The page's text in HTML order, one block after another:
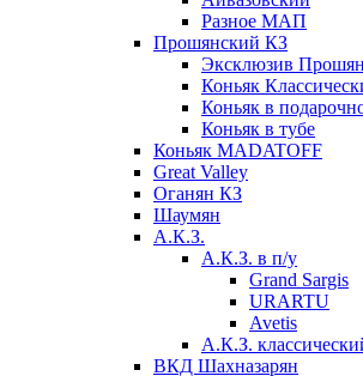
Разное МАП
Прошянский КЗ
Эксклюзив
Коньяк
Коньяк в
Коньяк в тубе
Коньяк MADATOFF
Great Valley
Оганян КЗ
Шаумян
А.К.З.
А.К.З. в п/у
Grand Sargis
URARTU
Avetis
А.К.З.
ВКД Шахназарян